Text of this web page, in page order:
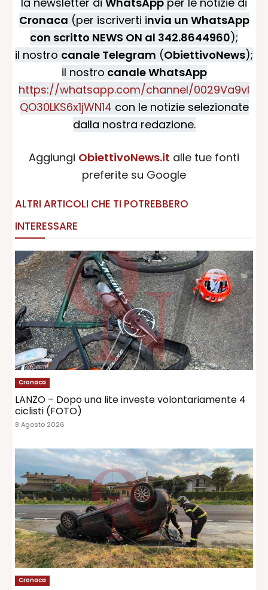
Cronaca (per iscriverti invia un WhatsApp
con scritto NEWS ON al 342.8644960);
il nostro canale Telegram (ObiettivoNews);
il nostro canale WhatsApp
https://whatsapp.com/channel/0029Va9vI
QO30LKS6x1jWN14 con le notizie selezionate
dalla nostra redazione.
Aggiungi ObiettivoNews.it alle tue fonti
preferite su Google
ALTRI ARTICOLI CHE TI POTREBBERO
INTERESSARE
Cronaca
LANZO – Dopo una lite investe volontariamente 4
ciclisti (FOTO)
8 Agosto 2026
Cronaca